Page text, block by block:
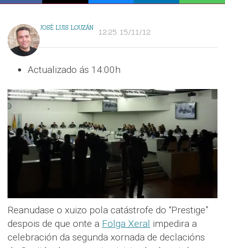
JOSÉ LUIS LOUZÁN 12:25 15/11/12
Actualizado ás 14:00h
Reanudase o xuizo pola catástrofe do “Prestige”
despois de que onte a Folga Xeral impedira a
celebración da segunda xornada de declacións